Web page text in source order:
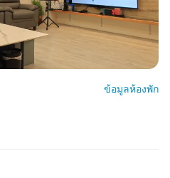
ข้อมูลห้องพัก